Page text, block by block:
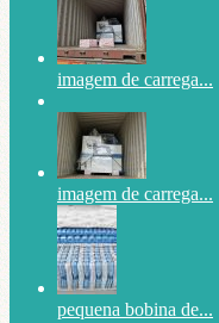
imagem de carrega...
imagem de carrega...
pequena bobina de...